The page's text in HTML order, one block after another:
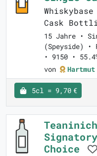
Cask
15 Jahre •
(Speyside) •
• 9150 •
von
Hartmut
5cl = 9,70 €
Choice